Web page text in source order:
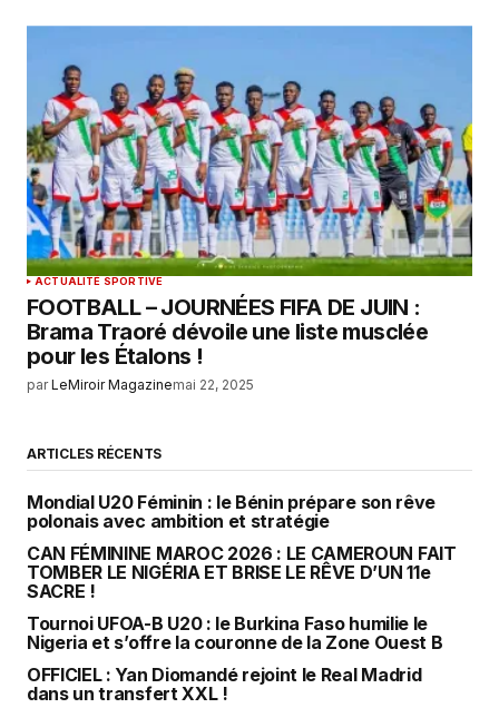
ACTUALITÉ SPORTIVE
FOOTBALL – JOURNÉES FIFA DE JUIN :
Brama Traoré dévoile une liste musclée
pour les Étalons !
par LeMiroir Magazinemai 22, 2025
ARTICLES RÉCENTS
Mondial U20 Féminin : le Bénin prépare son rêve
polonais avec ambition et stratégie
CAN FÉMININE MAROC 2026 : LE CAMEROUN FAIT
TOMBER LE NIGÉRIA ET BRISE LE RÊVE D’UN 11e
SACRE !
Tournoi UFOA-B U20 : le Burkina Faso humilie le
Nigeria et s’offre la couronne de la Zone Ouest B
OFFICIEL : Yan Diomandé rejoint le Real Madrid
dans un transfert XXL !